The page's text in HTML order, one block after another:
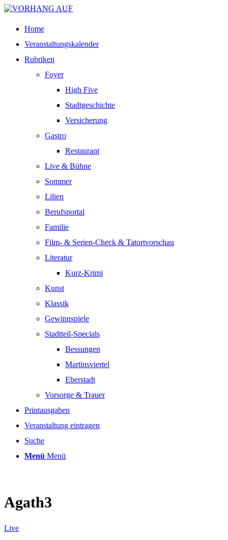
Home
Veranstaltungskalender
Rubriken
Foyer
High Five
Stadtgeschichte
Versicherung
Gastro
Restaurant
Live & Bühne
Sommer
Lilien
Berufsportal
Familie
Film- & Serien-Check & Tatortvorschau
Literatur
Kurz-Krimi
Kunst
Klassik
Gewinnspiele
Stadtteil-Specials
Bessungen
Martinsviertel
Eberstadt
Vorsorge & Trauer
Printausgaben
Veranstaltung eintragen
Suche
Menü Menü
Agath3
Live